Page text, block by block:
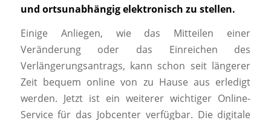
und ortsunabhängig elektronisch zu stellen.
Einige Anliegen, wie das Mitteilen einer
Veränderung oder das Einreichen des
Verlängerungsantrags, kann schon seit längerer
Zeit bequem online von zu Hause aus erledigt
werden. Jetzt ist ein weiterer wichtiger Online-
Service für das Jobcenter verfügbar. Die digitale